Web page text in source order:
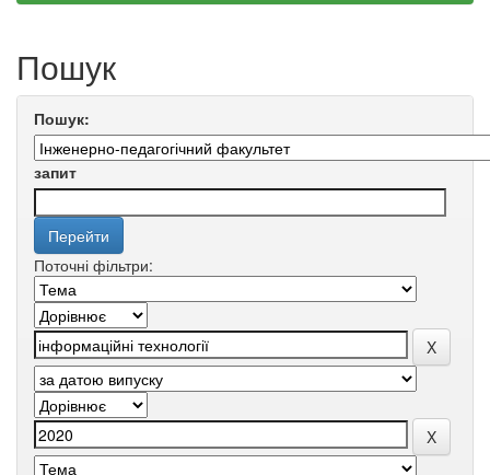
Пошук
Пошук:
запит
Поточні фільтри: